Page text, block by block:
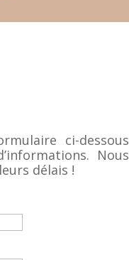
ci-dessous
Nous
délais !